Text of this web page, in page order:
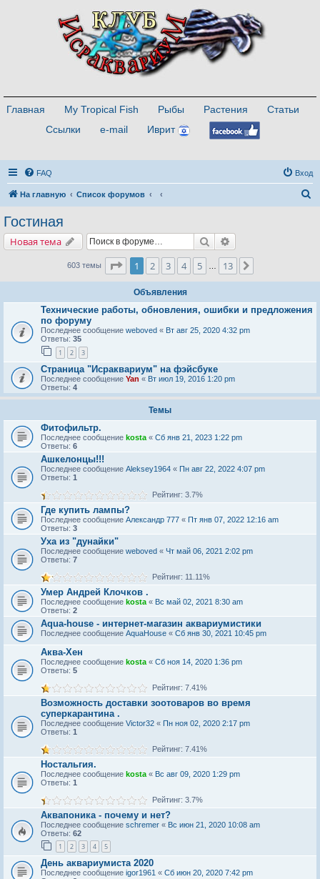
Главная My Tropical Fish Рыбы Растения
Статьи
Ссылки
e-mail Иврит
FAQ Вход
На главную Список форумов
Гостиная
Новая тема Поиск
603 темы Страница1 из
1 2 3 4 5 13
Объявления
Технические работы, обновления, ошибки и предложения
по форуму
Последнее сообщение weboved « Вт авг 25, 2020 4:32 pm
Ответы: 35
1 2 3
Страница "Исраквариум" на фэйсбуке
Последнее сообщение Yan « Вт июл 19, 2016 1:20 pm
Ответы: 4
Темы
Фитофильтр.
Последнее сообщение kosta « Сб янв 21, 2023 1:22 pm
Ответы: 6
Ашкелонцы!!!
Последнее сообщение Aleksey1964 « Пн авг 22, 2022 4:07 pm
Ответы: 1
Рейтинг: 3.7%
Где купить лампы?
Последнее сообщение Александр 777 « Пт янв 07, 2022 12:16 am
Ответы: 3
Уха из "дунайки"
Последнее сообщение weboved « Чт май 06, 2021 2:02 pm
Ответы: 7
Рейтинг: 11.11%
Умер Андрей Клочков .
Последнее сообщение kosta « Вс май 02, 2021 8:30 am
Ответы: 2
Aqua-house - интернет-магазин аквариумистики
Последнее сообщение AquaHouse « Сб янв 30, 2021 10:45 pm
Аква-Хен
Последнее сообщение kosta « Сб ноя 14, 2020 1:36 pm
Ответы: 5
Рейтинг: 7.41%
Возможность доставки зоотоваров во время
суперкарантина .
Последнее сообщение Victor32 « Пн ноя 02, 2020 2:17 pm
Ответы: 1
Рейтинг: 7.41%
Ностальгия.
Последнее сообщение kosta « Вс авг 09, 2020 1:29 pm
Ответы: 1
Рейтинг: 3.7%
Аквапоника - почему и нет?
Последнее сообщение schremer « Вс июн 21, 2020 10:08 am
Ответы: 62
1 2 3 4 5
День аквариумиста 2020
Последнее сообщение igor1961 « Сб июн 20, 2020 7:42 pm